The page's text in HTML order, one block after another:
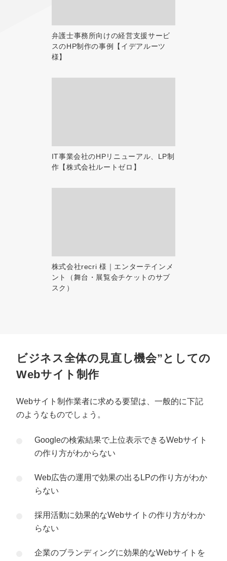
弁護士事務所向けの経営支援サービ
スのHP制作の事例【イデアルーツ
様】
IT事業会社のHPリニューアル、LP制
作【株式会社ルートゼロ】
株式会社recri 様｜エンターテインメ
ント（舞台・展覧会チケットのサブ
スク）
ビジネス全体の見直し機会”としての
Webサイト制作
Webサイト制作業者に求める要望は、一般的に下記
のようなものでしょう。
Googleの検索結果で上位表示できるWebサイト
の作り方がわからない
Web広告の運用で効果の出るLPの作り方がわか
らない
採用活動に効果的なWebサイトの作り方がわか
らない
企業のブランディングに効果的なWebサイトを